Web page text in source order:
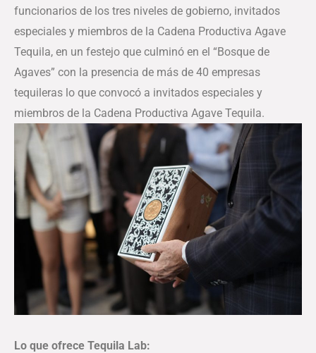
funcionarios de los tres niveles de gobierno, invitados
especiales y miembros de la Cadena Productiva Agave
Tequila, en un festejo que culminó en el “Bosque de
Agaves” con la presencia de más de 40 empresas
tequileras lo que convocó a invitados especiales y
miembros de la Cadena Productiva Agave Tequila.
Lo que ofrece Tequila Lab: